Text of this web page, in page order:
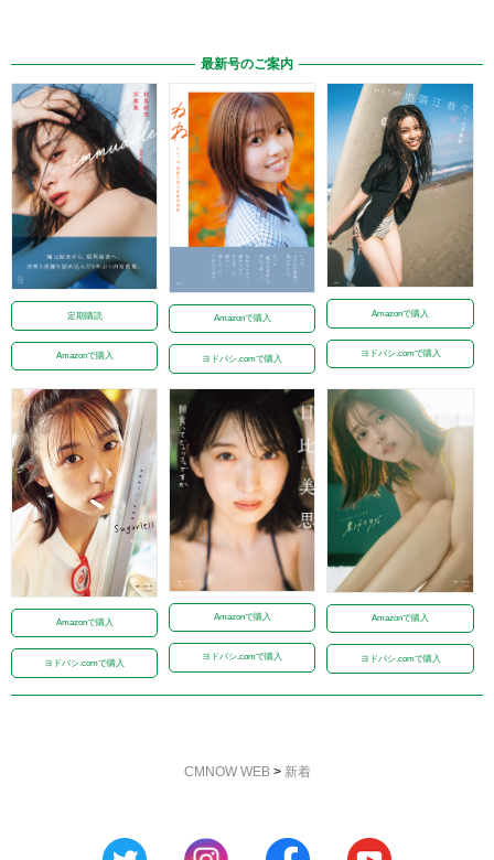
最新号のご案内
定期購読
Amazonで購入
Amazonで購入
ヨドバシ.comで購入
Amazonで購入
ヨドバシ.comで購入
Amazonで購入
ヨドバシ.comで購入
Amazonで購入
ヨドバシ.comで購入
Amazonで購入
ヨドバシ.comで購入
CMNOW WEB> 新着